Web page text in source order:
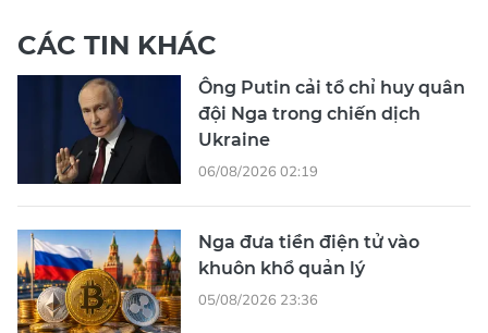
CÁC TIN KHÁC
Ông Putin cải tổ chỉ huy quân
đội Nga trong chiến dịch
Ukraine
06/08/2026 02:19
Nga đưa tiền điện tử vào
khuôn khổ quản lý
05/08/2026 23:36